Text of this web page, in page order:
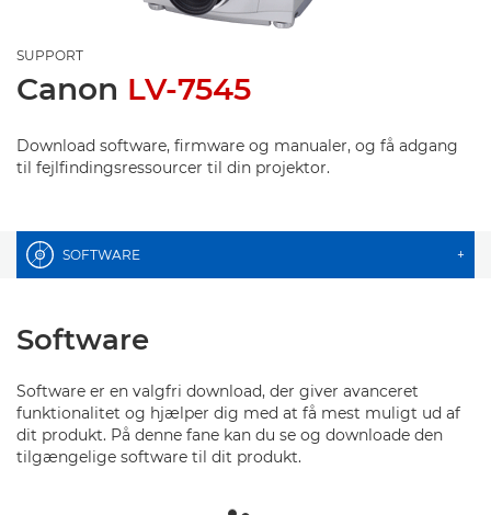
SUPPORT
Canon LV-7545
Download software, firmware og manualer, og få adgang
til fejlfindingsressourcer til din projektor.
SOFTWARE +
Software
Software er en valgfri download, der giver avanceret
funktionalitet og hjælper dig med at få mest muligt ud af
dit produkt. På denne fane kan du se og downloade den
tilgængelige software til dit produkt.